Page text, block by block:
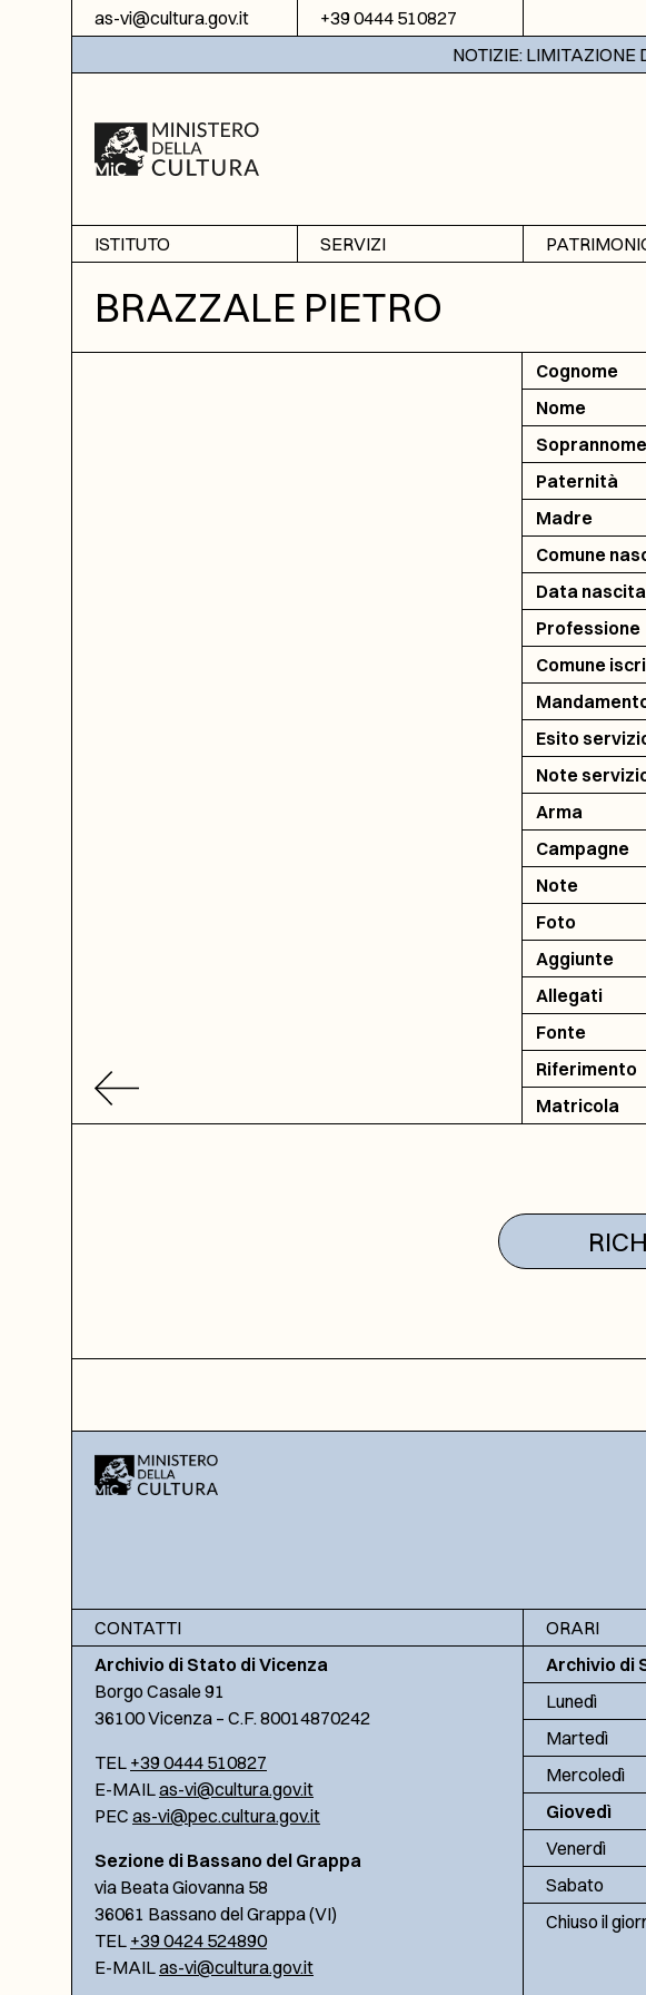
Vai al contenuto
as-vi@cultura.gov.it +39 0444 510827
NOTIZIE: LIMITAZIONE
ISTITUTO
Informazioni
Sezione di Bassano del
SERVIZI
Ricerche
Fotoriproduzione
BRAZZALE PIETRO
Cognome
Nome
Soprannome
Paternità
Madre
Comune
Data nascita
Professione
Comune
Esito
Note
Arma
Campagne
Note
Foto
Aggiunte
Allegati
Fonte
Riferimento
Matricola
CONTATTI
Archivio di Stato di Vicenza
Borgo Casale 91
36100 Vicenza – C.F. 80014870242
TEL +39 0444 510827
E-MAILas-vi@cultura.gov.it
PEC as-vi@pec.cultura.gov.it
Sezione di Bassano del Grappa
via Beata Giovanna 58
36061 Bassano del Grappa (VI)
TEL +39 0424 524890
E-MAILas-vi@cultura.gov.it
ORARI
Archivio di
Lunedì
Martedì
Mercoledì
Giovedì
Venerdì
Sabato
Chiuso il